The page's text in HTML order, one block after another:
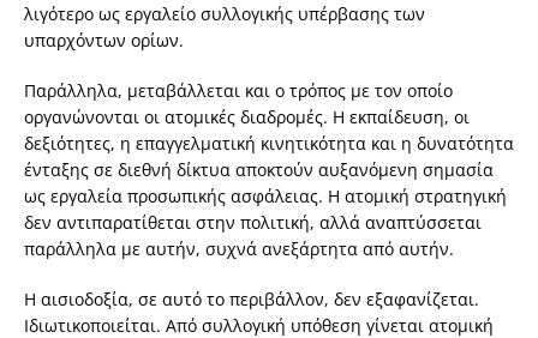
λιγότερο ως εργαλείο συλλογικής υπέρβασης των
υπαρχόντων ορίων.
Παράλληλα, μεταβάλλεται και ο τρόπος με τον οποίο
οργανώνονται οι ατομικές διαδρομές. Η εκπαίδευση, οι
δεξιότητες, η επαγγελματική κινητικότητα και η δυνατότητα
ένταξης σε διεθνή δίκτυα αποκτούν αυξανόμενη σημασία
ως εργαλεία προσωπικής ασφάλειας. Η ατομική στρατηγική
δεν αντιπαρατίθεται στην πολιτική, αλλά αναπτύσσεται
παράλληλα με αυτήν, συχνά ανεξάρτητα από αυτήν.
Η αισιοδοξία, σε αυτό το περιβάλλον, δεν εξαφανίζεται.
Ιδιωτικοποιείται. Από συλλογική υπόθεση γίνεται ατομική